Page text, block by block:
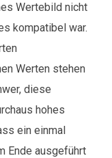
Wertebild nicht
kompatibel war.
Werten stehen
diese
hohes
ein einmal
Ende ausgeführt